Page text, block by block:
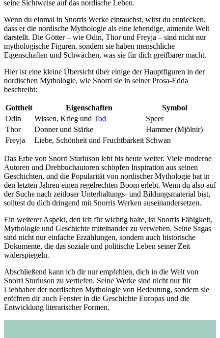
seine Sichtweise auf das nordische Leben.
Wenn⁣ du einmal in Snorris Werke eintauchst, wirst du entdecken,
dass er ‍die nordische ‌Mythologie als eine‌ lebendige, atmende Welt
darstellt. Die Götter – wie Odin, Thor ​und Freyja – sind ⁤nicht nur
mythologische Figuren, sondern sie haben menschliche
‍Eigenschaften und Schwächen, ​was sie für dich greifbarer macht.
Hier ist ⁢eine kleine Übersicht über einige der Hauptfiguren in der
nordischen Mythologie, wie⁤ Snorri sie‍ in seiner ​Prosa-Edda
beschreibt:
Gottheit Eigenschaften
Symbol
Odin
Wissen, Krieg ⁣und⁢ Tod
Speer
Thor
Donner und Stärke
Hammer (Mjölnir)
Freyja
Liebe, Schönheit und Fruchtbarkeit Schwan
Das ⁤Erbe von Snorri Sturluson lebt ‌bis ⁢heute weiter. Viele moderne
Autoren und‍ Drehbuchautoren schöpfen Inspiration aus⁢ seinen
Geschichten, ⁢und‍ die Popularität von nordischer Mythologie hat in
⁤den letzten Jahren​ einen regelrechten Boom‍ erlebt. Wenn du also auf
der‍ Suche ‌nach zeitloser Unterhaltungs- und⁤ Bildungsmaterial​ bist,
‌solltest du dich dringend mit Snorris Werken auseinandersetzen.
Ein weiterer Aspekt, den ich‍ für wichtig halte, ist‌ Snorris Fähigkeit,
Mythologie und Geschichte miteinander zu verweben. Seine Sagas
sind nicht nur einfache​ Erzählungen, sondern auch historische
Dokumente, ⁢die das soziale und politische Leben seiner Zeit
widerspiegeln.
Abschließend kann ich dir nur‍ empfehlen, dich in die ‍Welt von
Snorri‍ Sturluson zu vertiefen. Seine Werke sind nicht nur⁢ für
Liebhaber der nordischen Mythologie von Bedeutung, sondern sie
‍eröffnen dir ‌auch Fenster ‍in die Geschichte Europas und die
Entwicklung literarischer Formen.